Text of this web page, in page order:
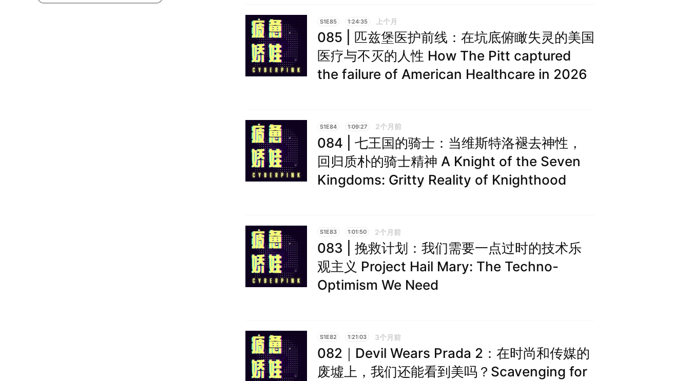
S1E85 1:24:35 上个月
085 | 匹兹堡医护前线：在坑底俯瞰失灵的美国
医疗与不灭的人性 How The Pitt captured
the failure of American Healthcare in 2026
S1E84 1:09:27 2个月前
084 | 七王国的骑士：当维斯特洛褪去神性，
回归质朴的骑士精神 A Knight of the Seven
Kingdoms: Gritty Reality of Knighthood
S1E83 1:01:50 2个月前
083 | 挽救计划：我们需要一点过时的技术乐
观主义 Project Hail Mary: The Techno-
Optimism We Need
S1E82 1:21:03 3个月前
082｜Devil Wears Prada 2：在时尚和传媒的
废墟上，我们还能看到美吗？Scavenging for